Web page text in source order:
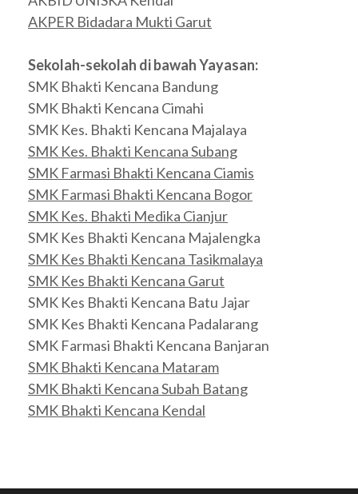
AKPER Bidadara Mukti Garut
Sekolah-sekolah di bawah Yayasan:
SMK Bhakti Kencana Bandung
SMK Bhakti Kencana Cimahi
SMK Kes. Bhakti Kencana Majalaya
SMK Kes. Bhakti Kencana Subang
SMK Farmasi Bhakti Kencana Ciamis
SMK Farmasi Bhakti Kencana Bogor
SMK Kes. Bhakti Medika Cianjur
SMK Kes Bhakti Kencana Majalengka
SMK Kes Bhakti Kencana Tasikmalaya
SMK Kes Bhakti Kencana Garut
SMK Kes Bhakti Kencana Batu Jajar
SMK Kes Bhakti Kencana Padalarang
SMK Farmasi Bhakti Kencana Banjaran
SMK Bhakti Kencana Mataram
SMK Bhakti Kencana Subah Batang
SMK Bhakti Kencana Kendal